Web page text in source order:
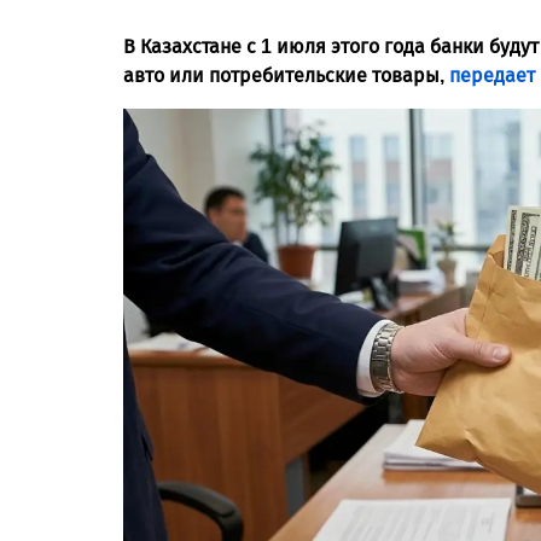
В Казахстане с 1 июля этого года банки
авто или потребительские товары,